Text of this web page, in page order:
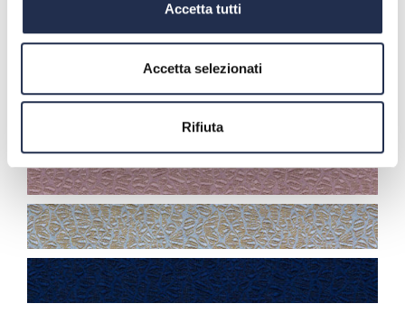
Accetta tutti
Accetta selezionati
Rifiuta